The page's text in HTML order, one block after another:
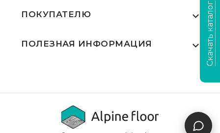
ПОКУПАТЕЛЮ
Где купить
Выполненные проекты
Доставка и оплата
ПОЛЕЗНАЯ ИНФОРМАЦИЯ
Видеообзоры
Для дилеров
Скачать каталог